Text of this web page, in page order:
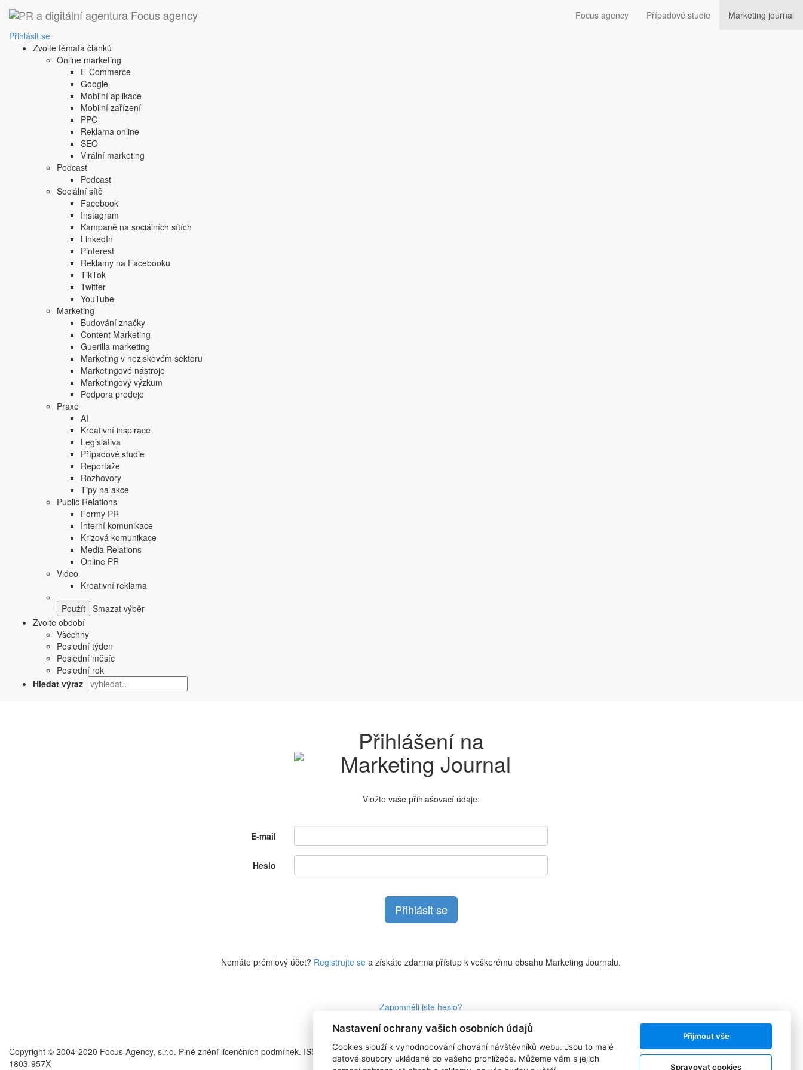
Focus agency Případové studie
Marketing journal
Přihlásit se
Zvolte témata článků
Online marketing
E-Commerce
Google
Mobilní aplikace
Mobilní zařízení
PPC
Reklama online
SEO
Virální marketing
Podcast
Podcast
Sociální sítě
Facebook
Instagram
Kampaně na sociálních sítích
LinkedIn
Pinterest
Reklamy na Facebooku
TikTok
Twitter
YouTube
Marketing
Budování značky
Content Marketing
Guerilla marketing
Marketing v neziskovém sektoru
Marketingové nástroje
Marketingový výzkum
Podpora prodeje
Praxe
AI
Kreativní inspirace
Legislativa
Případové studie
Reportáže
Rozhovory
Tipy na akce
Public Relations
Formy PR
Interní komunikace
Krizová komunikace
Media Relations
Online PR
Video
Kreativní reklama
Smazat výběr
Zvolte období
Všechny
Poslední týden
Poslední měsíc
Poslední rok
Hledat výraz
Přihlášení na
Vložte vaše přihlašovací údaje:
E-mail
Heslo
Nemáte prémiový účet? Registrujte sea získáte zdarma přístup k veškerému obsahu Marketing Journalu.
Zapomněli jste heslo?
Copyright © 2004-2020 Focus Agency, s.r.o. Plné znění licenčních podmínek. ISSN
1803-957X
RSS 1
Štítky
Sledujte nás:
Nastavení ochrany vašich osobních údajů
Cookies slouží k vyhodnocování chování návštěvníků webu. Jsou to malé
datové soubory ukládané do vašeho prohlížeče. Můžeme vám s jejich
Přijmout vše
Spravovat cookies